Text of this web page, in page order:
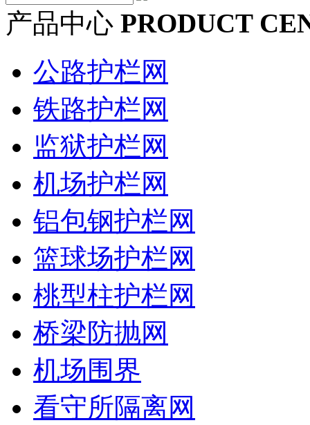
产品中心 PRODUCT
公路护栏网
铁路护栏网
监狱护栏网
机场护栏网
铝包钢护栏网
篮球场护栏网
桃型柱护栏网
桥梁防抛网
机场围界
看守所隔离网